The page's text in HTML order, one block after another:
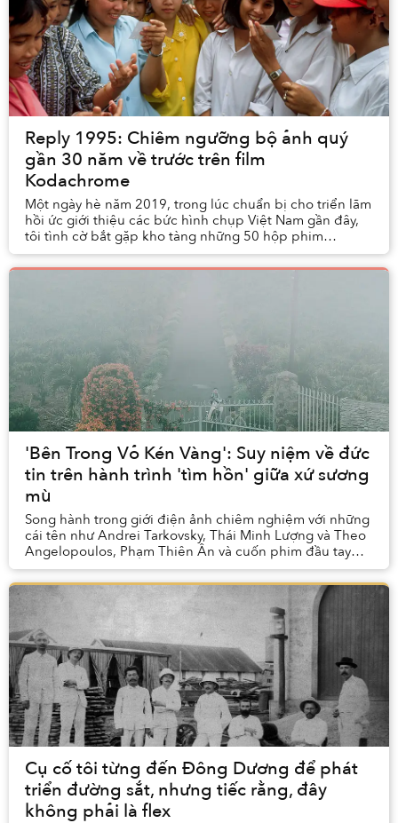
Reply 1995: Chiêm ngưỡng bộ ảnh quý
gần 30 năm về trước trên film
Kodachrome
Một ngày hè năm 2019, trong lúc chuẩn bị cho triển lãm
hồi ức giới thiệu các bức hình chụp Việt Nam gần đây,
tôi tình cờ bắt gặp kho tàng những 50 hộp phim
Kodachrome dương bản trong hầm chứa nhà mình...
'Bên Trong Vỏ Kén Vàng': Suy niệm về đức
tin trên hành trình 'tìm hồn' giữa xứ sương
mù
Song hành trong giới điện ảnh chiêm nghiệm với những
cái tên như Andrei Tarkovsky, Thái Minh Lượng và Theo
Angelopoulos, Phạm Thiên Ân và cuốn phim đầu tay
của anh, Bên Trong Vỏ Kén Vàng (tựa tiếng An...
Cụ cố tôi từng đến Đông Dương để phát
triển đường sắt, nhưng tiếc rằng, đây
không phải là flex